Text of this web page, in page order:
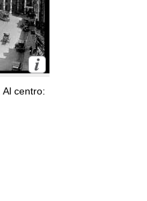
Al centro: